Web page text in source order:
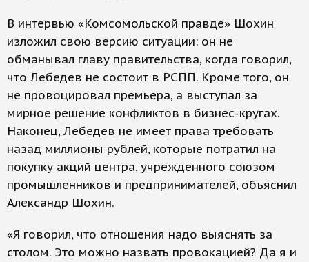
В интервью «Комсомольской правде» Шохин
изложил свою версию ситуации: он не
обманывал главу правительства, когда говорил,
что Лебедев не состоит в РСПП. Кроме того, он
не провоцировал премьера, а выступал за
мирное решение конфликтов в бизнес-кругах.
Наконец, Лебедев не имеет права требовать
назад миллионы рублей, которые потратил на
покупку акций центра, учрежденного союзом
промышленников и предпринимателей, объяснил
Александр Шохин.
«Я говорил, что отношения надо выяснять за
столом. Это можно назвать провокацией? Да я и